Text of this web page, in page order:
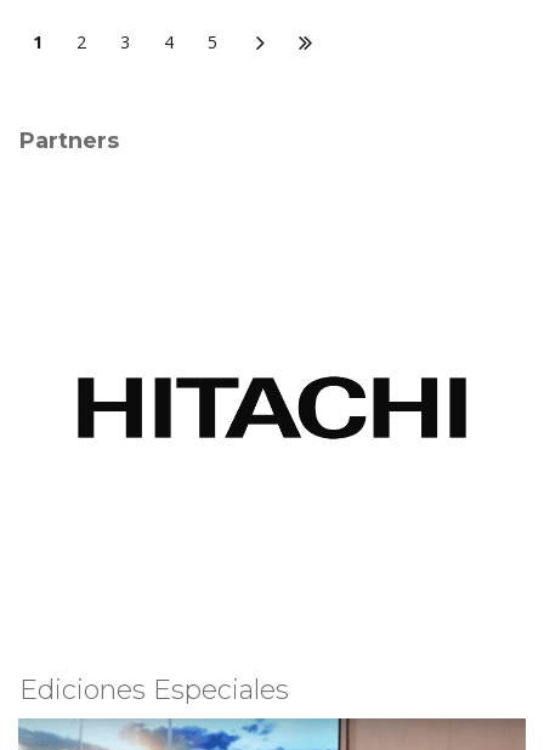
1 2 3 4 5
Partners
Ediciones Especiales